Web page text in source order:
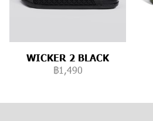
WICKER 2 BLACK
฿1,490